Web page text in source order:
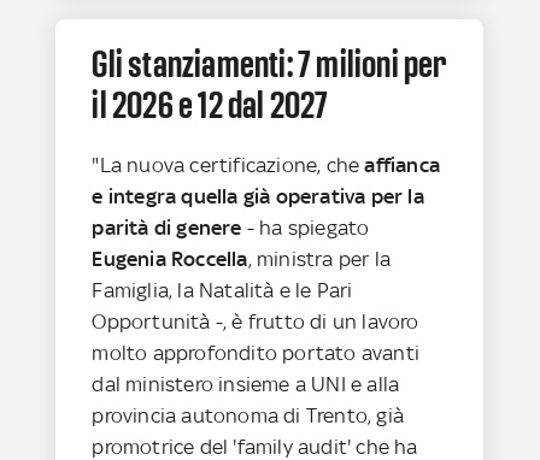
Gli stanziamenti: 7 milioni per
il 2026 e 12 dal 2027
"La nuova certificazione, cheaffianca
e integra quella già operativa per la
parità di genere - ha spiegato
Eugenia Roccella, ministra per la
Famiglia, la Natalità e le Pari
Opportunità -, è frutto di un lavoro
molto approfondito portato avanti
dal ministero insieme a UNI e alla
provincia autonoma di Trento, già
promotrice del 'family audit' che ha